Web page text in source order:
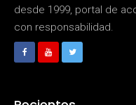
desde 1999, portal de
con responsabilidad.